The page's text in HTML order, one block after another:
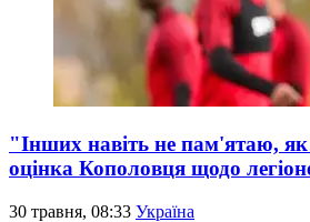
"Інших навіть не пам'ятаю, як
оцінка Кополовця щодо
30 травня, 08:33 Україна